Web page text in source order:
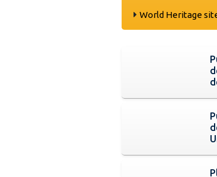
World Heritage